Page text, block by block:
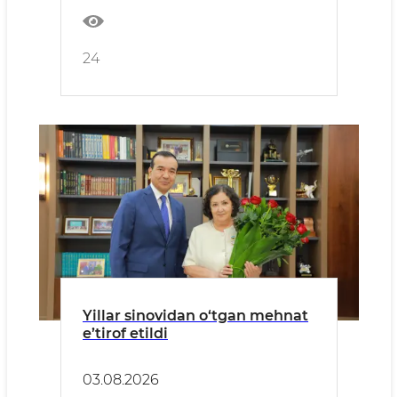
24
Yillar sinovidan o‘tgan mehnat
e’tirof etildi
03.08.2026